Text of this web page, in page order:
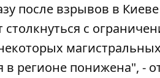
после взрывов в
с
в регионе понижена", -